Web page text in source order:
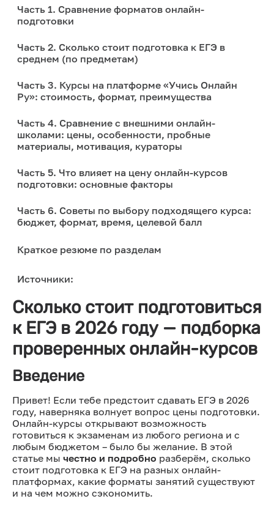
Часть 1. Сравнение форматов онлайн-
подготовки
Часть 2. Сколько стоит подготовка к ЕГЭ в
среднем (по предметам)
Часть 3. Курсы на платформе «Учись Онлайн
Ру»: стоимость, формат, преимущества
Часть 4. Сравнение с внешними онлайн-
школами: цены, особенности, пробные
материалы, мотивация, кураторы
Часть 5. Что влияет на цену онлайн-курсов
подготовки: основные факторы
Часть 6. Советы по выбору подходящего курса:
бюджет, формат, время, целевой балл
Краткое резюме по разделам
Источники:
Сколько стоит подготовиться
к ЕГЭ в 2026 году — подборка
проверенных онлайн-курсов
Введение
Привет! Если тебе предстоит сдавать ЕГЭ в 2026
году, наверняка волнует вопрос цены подготовки.
Онлайн-курсы открывают возможность
готовиться к экзаменам из любого региона и с
любым бюджетом – было бы желание. В этой
статье мы честно и подробно разберём, сколько
стоит подготовка к ЕГЭ на разных онлайн-
платформах, какие форматы занятий существуют
и на чем можно сэкономить.